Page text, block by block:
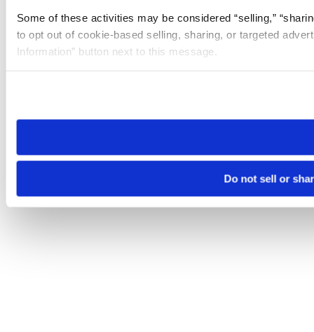
Some of these activities may be considered “selling,”
to opt out of cookie-based selling, sharing, or targeted
Information” button next to this message.
need to be set again.
Do not sell or